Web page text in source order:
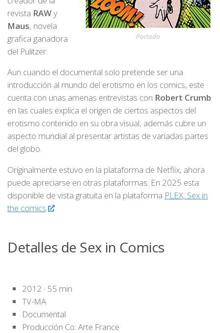
Portada
revista RAWy
Maus, novela
grafica ganadora
del Pulitzer.
Aun cuando el documental solo pretende ser una
introducción al mundo del erotismo en los comics, este
cuenta con unas amenas entrevistas con Robert Crumb
en las cuales explica el origen de ciertos aspectos del
erotismo contenido en su obra visual, además cubre un
aspecto mundial al presentar artistas de variadas partes
del globo.
Originalmente estuvo en la plataforma de Netflix, ahora
puede apreciarse en otras plataformas. En 2025 esta
disponible de vista gratuita en la plataforma PLEX, Sex in
the comics
Detalles de Sex in Comics
2012 · 55 min
TV-MA
Documental
Producción Co: Arte France